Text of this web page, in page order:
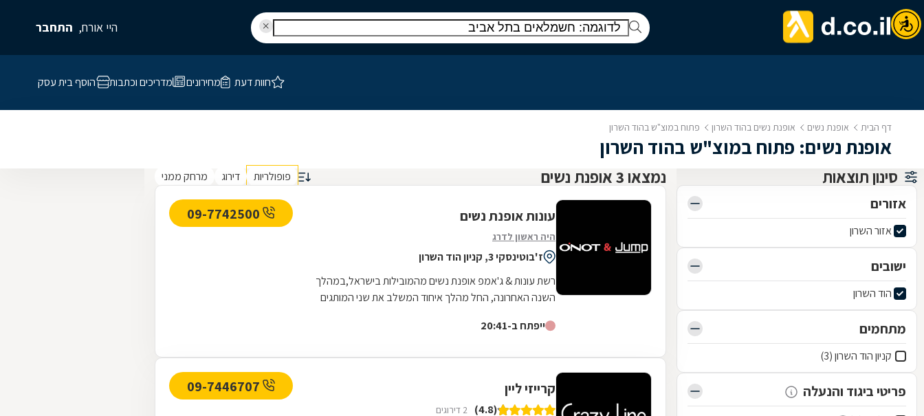
היי אורח, התחבר
חוות דעת מחירונים מדריכים וכתבות הוסף בית עסק
דף הבית אופנת נשים אופנת נשים בהוד השרון פתוח במוצ"ש בהוד השרון
אופנת נשים: פתוח במוצ"ש בהוד השרון
סינון תוצאות
אזורים
אזור השרון
ישובים
הוד השרון
מתחמים
קניון הוד השרון (3)
פריטי ביגוד והנעלה
נמצאו 3 אופנת נשים פופולריות דירוג מרחק ממני
עונות אופנת נשים
היה ראשון לדרג
ז'בוטינסקי 3, קניון הוד השרון
רשת עונות & ג'אמפ אופנת נשים מהמובילות בישראל,במהלך
השנה האחרונה, החל מהלך איחוד המשלב את שני המותגים
ייפתח ב-20:41
קרייזי ליין
(4.8) 2 דירוגים